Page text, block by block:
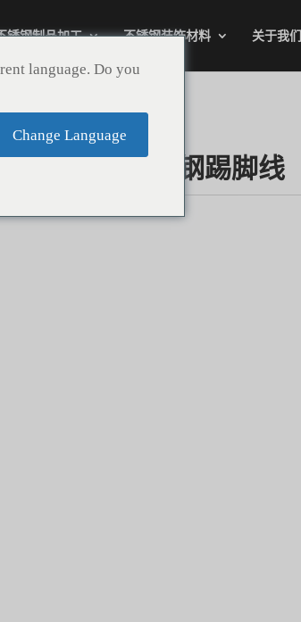
锈钢制品加工 不锈钢装饰材料 关于我们
香槟金拉丝不锈钢踢脚线
language. Do you
Change Language